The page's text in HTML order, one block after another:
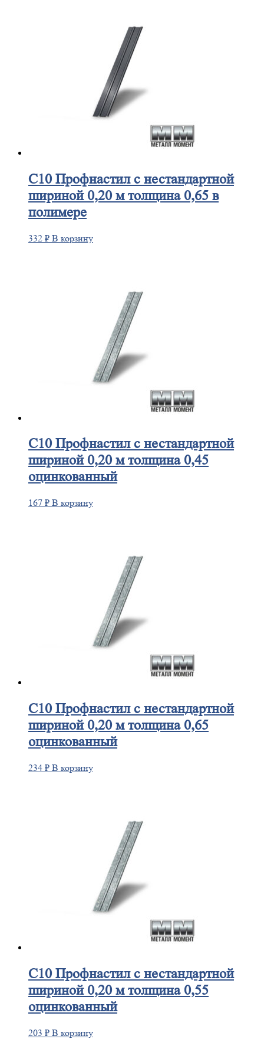
С10Профнастил с нестандартной
шириной 0,20 м толщина 0,65 в
полимере
332 ₽ В корзину
С10Профнастил с нестандартной
шириной 0,20 м толщина 0,45
оцинкованный
167 ₽ В корзину
С10Профнастил с нестандартной
шириной 0,20 м толщина 0,65
оцинкованный
234 ₽ В корзину
С10Профнастил с нестандартной
шириной 0,20 м толщина 0,55
оцинкованный
203 ₽ В корзину